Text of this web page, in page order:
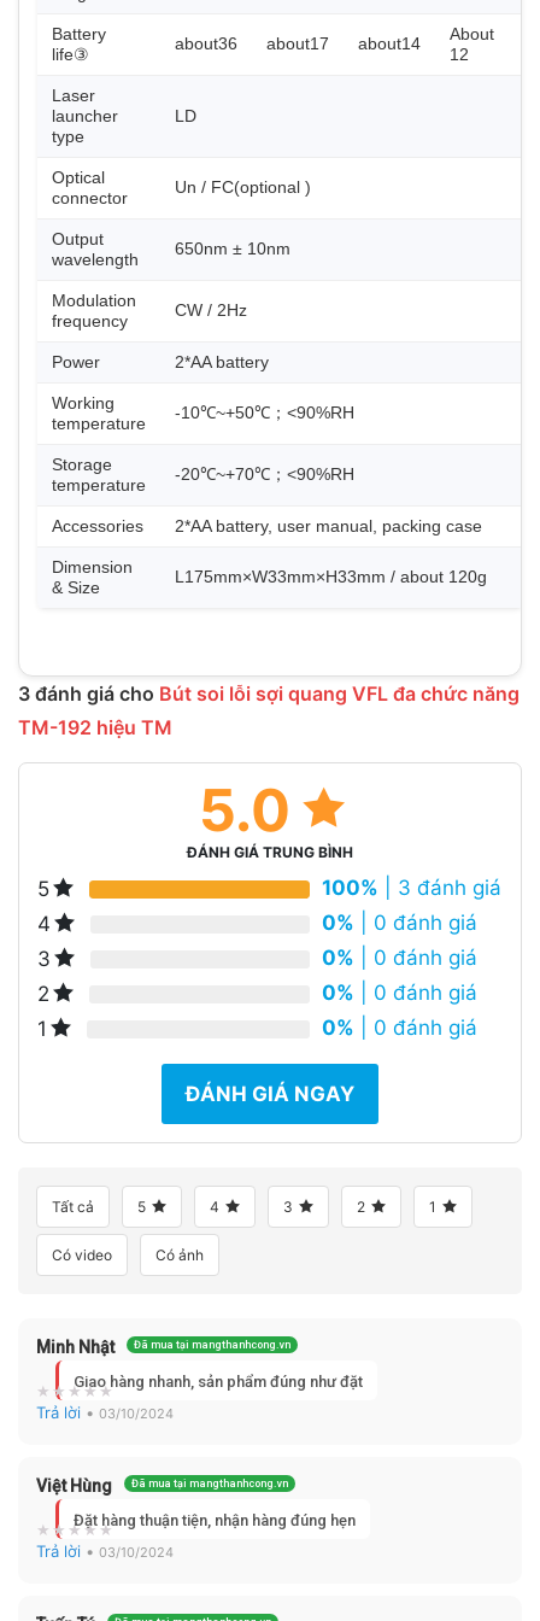
Battery
life③
about36 about17 about14
About
12
Laser
launcher
type
LD
Optical
connector
Un / FC(optional )
Output
wavelength
650nm ± 10nm
Modulation
frequency
CW / 2Hz
Power 2*AA battery
Working
temperature
-10℃~+50℃；<90%RH
Storage
temperature
-20℃~+70℃；<90%RH
Accessories 2*AA battery, user manual, packing case
Dimension
& Size
L175mm×W33mm×H33mm / about 120g
3 đánh giá cho Bút soi lỗi sợi quang VFL đa chức năng
TM-192 hiệu TM
5.0
ĐÁNH GIÁ TRUNG BÌNH
5 100% | 3 đánh giá
4
0% | 0 đánh giá
3
0% | 0 đánh giá
2
0% | 0 đánh giá
1
0% | 0 đánh giá
ĐÁNH GIÁ NGAY
Tất cả 5 4 3 2 1
Có video Có ảnh
Minh Nhật Đã mua tại mangthanhcong.vn
Giao hàng nhanh, sản phẩm đúng như đặt
Trả lời • 03/10/2024
Việt Hùng Đã mua tại mangthanhcong.vn
Đặt hàng thuận tiện, nhận hàng đúng hẹn
Trả lời • 03/10/2024